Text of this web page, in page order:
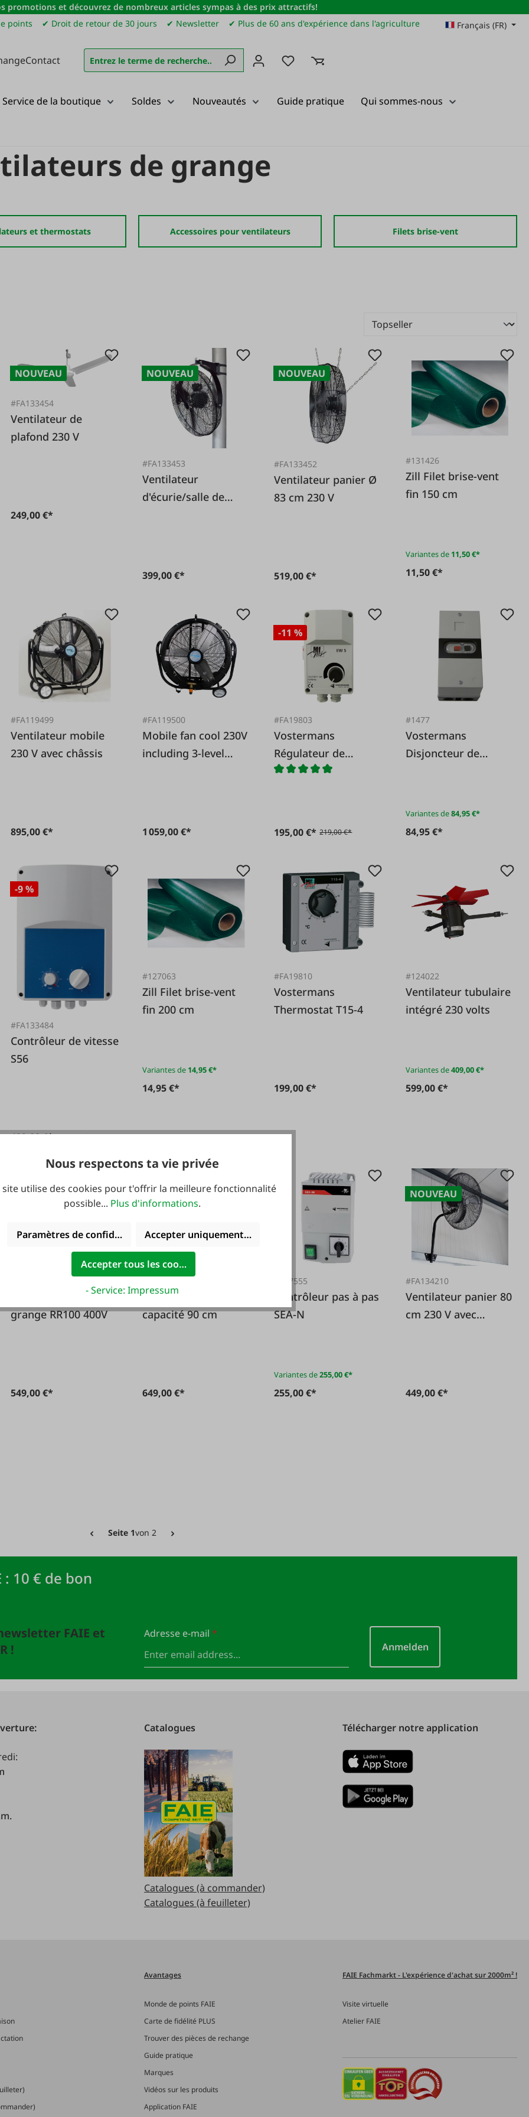
promotions et découvrez de nombreux articles sympas à des prix attractifs!
points
✔ Droit de retour de 30 jours ✔ Newsletter ✔ Plus de 60 ans d'expérience dans l'agriculture Français (FR)
Contact Vous avez 0 articles dans votre liste de souhaits
Service de la boutique Soldes Nouveautés Guide pratique Qui sommes-nous
de grange
et thermostats Accessoires pour ventilateurs Filets brise-vent
NOUVEAU
#FA133454
Ventilateur de
plafond 230 V
249,00 €*
NOUVEAU
#FA133453
Ventilateur
d'écurie/salle de
399,00 €*
NOUVEAU
#FA133452
Ventilateur panier Ø
83 cm 230 V
519,00 €*
#131426
Zill Filet brise-vent
fin 150 cm
Variantes de 11,50 €*
11,50 €*
#FA119499
Ventilateur mobile
230 V avec châssis
895,00 €*
#FA119500
Mobile fan cool 230V
including 3-level
1 059,00 €*
-11 %
#FA19803
Vostermans
Régulateur de
vitesse électronique
195,00 €* 219,00 €*
#1477
Vostermans
Disjoncteur de
Variantes de84,95 €*
84,95 €*
-9 %
#FA133484
Contrôleur de vitesse
S56
499,00 €* 549,00 €*
#127063
Zill Filet brise-vent
fin 200 cm
Variantes de 14,95 €*
14,95 €*
#FA19810
Vostermans
Thermostat T15-4
199,00 €*
#124022
Ventilateur tubulaire
intégré 230 volts
Variantes de409,00 €*
599,00 €*
grange RR100 400V
549,00 €*
Ventilateur grande
capacité 90 cm
649,00 €*
#117555
Contrôleur pas à pas
SEA-N
Variantes de255,00 €*
255,00 €*
NOUVEAU
#FA134210
Ventilateur panier 80
cm 230 V avec
449,00 €*
Seite 1von 2
10 € de bon
FAIE et
!
Adresse e-mail *
Anmelden
Catalogues
Catalogues (à commander)
Catalogues (à feuilleter)
Télécharger notre application
Avantages
Monde de points FAIE
Carte de fidélité PLUS
Trouver des pièces de rechange
Guide pratique
Marques
Vidéos sur les produits
Application FAIE
FAIE Fachmarkt - L'expérience d'achat sur 2000m² !
Visite virtuelle
Atelier FAIE
Nous respectons ta vie privée
site utilise des cookies pour t'offrir la meilleure fonctionnalité
possible... Plus d'informations.
Paramètres de confidentialitéAccepter uniquement les cookies fonctionnels
Accepter tous les cookies
- Service: Impressum